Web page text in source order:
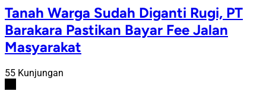
Tanah Warga Sudah Diganti Rugi, PT
Barakara Pastikan Bayar Fee Jalan
Masyarakat
55 Kunjungan